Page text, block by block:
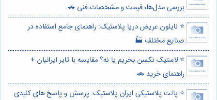
بررسی مدل‌ها، قیمت و مشخصات فنی 🚗
⭐️ نایلون عریض دریا پلاستیک: راهنمای جامع استفاده در
صنایع مختلف 🏭
⭐️ لاستیک نکسن بخریم یا نه؟ مقایسه با تایر ایرانیان +
راهنمای خرید 🚗
⭐️ پالت پلاستیکی ایران پلاستیک: پرسش و پاسخ های کلیدی